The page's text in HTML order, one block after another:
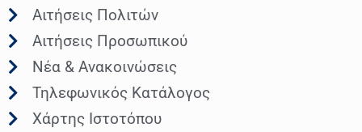
Αιτήσεις Πολιτών
Αιτήσεις Προσωπικού
Νέα & Ανακοινώσεις
Τηλεφωνικός Κατάλογος
Χάρτης Ιστοτόπου